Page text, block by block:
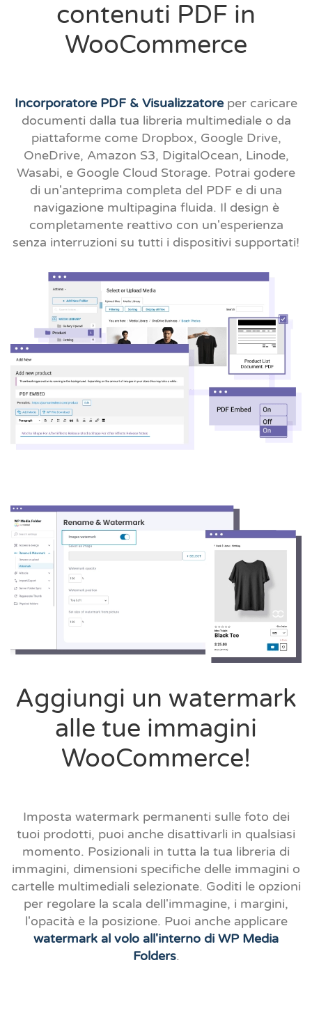
contenuti PDF in
WooCommerce
Incorporatore PDF & Visualizzatoreper caricare
documenti dalla tua libreria multimediale o da
piattaforme come Dropbox, Google Drive,
OneDrive, Amazon S3, DigitalOcean, Linode,
Wasabi, e Google Cloud Storage. Potrai godere
di un'anteprima completa del PDF e di una
navigazione multipagina fluida. Il design è
completamente reattivo con un'esperienza
senza interruzioni su tutti i dispositivi supportati!
Aggiungi un watermark
alle tue immagini
WooCommerce!
Imposta watermark permanenti sulle foto dei
tuoi prodotti, puoi anche disattivarli in qualsiasi
momento. Posizionali in tutta la tua libreria di
immagini, dimensioni specifiche delle immagini o
cartelle multimediali selezionate. Goditi le opzioni
per regolare la scala dell'immagine, i margini,
l'opacità e la posizione. Puoi anche applicare
watermark al volo all'interno di WP Media
Folders.